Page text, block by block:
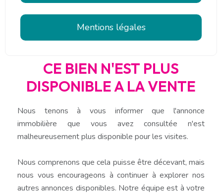
Mentions légales
CE BIEN N'EST PLUS
DISPONIBLE A LA VENTE
Nous tenons à vous informer que l'annonce
immobilière que vous avez consultée n'est
malheureusement plus disponible pour les visites.
Nous comprenons que cela puisse être décevant, mais
nous vous encourageons à continuer à explorer nos
autres annonces disponibles. Notre équipe est à votre